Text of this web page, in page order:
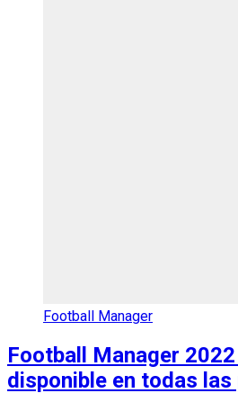
Football Manager
Football Manager
disponible en todas